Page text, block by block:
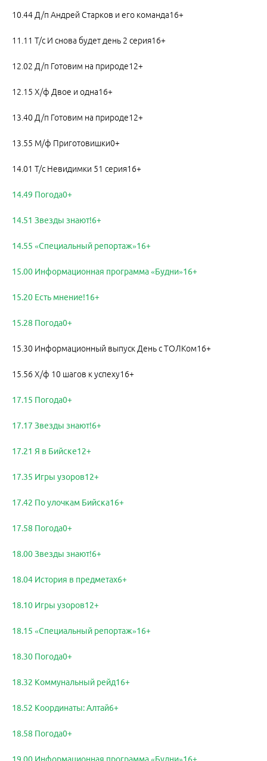
10.44 Д/п Андрей Старков и его команда16+
11.11 Т/с И снова будет день 2 серия16+
12.02 Д/п Готовим на природе12+
12.15 Х/ф Двое и одна16+
13.40 Д/п Готовим на природе12+
13.55 М/ф Приготовишки0+
14.01 Т/с Невидимки 51 серия16+
14.49 Погода0+
14.51 Звезды знают!6+
14.55 «Специальный репортаж»16+
15.00 Информационная программа «Будни»16+
15.20 Есть мнение!16+
15.28 Погода0+
15.30 Информационный выпуск День с ТОЛКом16+
15.56 Х/ф 10 шагов к успеху16+
17.15 Погода0+
17.17 Звезды знают!6+
17.21 Я в Бийске12+
17.35 Игры узоров12+
17.42 По улочкам Бийска16+
17.58 Погода0+
18.00 Звезды знают!6+
18.04 История в предметах6+
18.10 Игры узоров12+
18.15 «Специальный репортаж»16+
18.30 Погода0+
18.32 Коммунальный рейд16+
18.52 Координаты: Алтай6+
18.58 Погода0+